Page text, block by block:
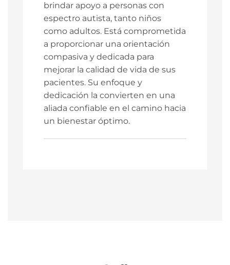
brindar apoyo a personas con
espectro autista, tanto niños
como adultos. Está comprometida
a proporcionar una orientación
compasiva y dedicada para
mejorar la calidad de vida de sus
pacientes. Su enfoque y
dedicación la convierten en una
aliada confiable en el camino hacia
un bienestar óptimo.